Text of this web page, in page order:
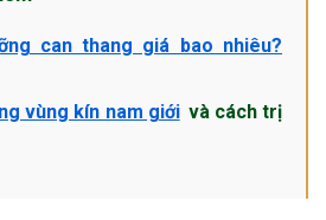
can thang giá bao nhiêu?
vùng kín nam giới và cách trị